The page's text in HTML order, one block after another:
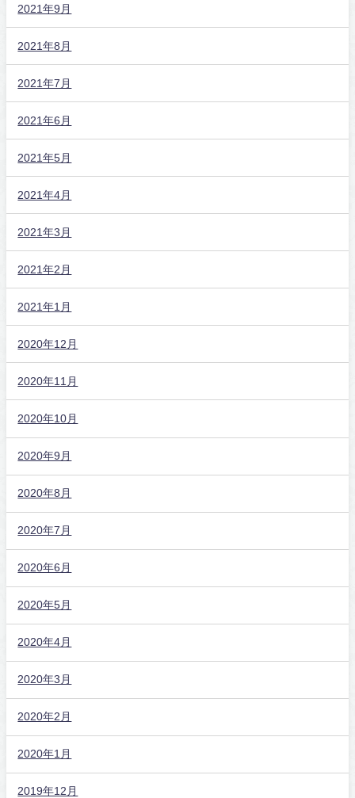
2021年9月
2021年8月
2021年7月
2021年6月
2021年5月
2021年4月
2021年3月
2021年2月
2021年1月
2020年12月
2020年11月
2020年10月
2020年9月
2020年8月
2020年7月
2020年6月
2020年5月
2020年4月
2020年3月
2020年2月
2020年1月
2019年12月